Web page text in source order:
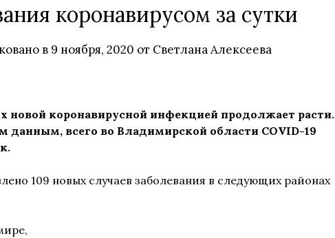
коронавирусом за сутки
в 9 ноября, 2020 от Светлана Алексеева
новой коронавирусной инфекцией продолжает расти.
данным, всего во Владимирской области COVID-19
109 новых случаев заболевания в следующих районах